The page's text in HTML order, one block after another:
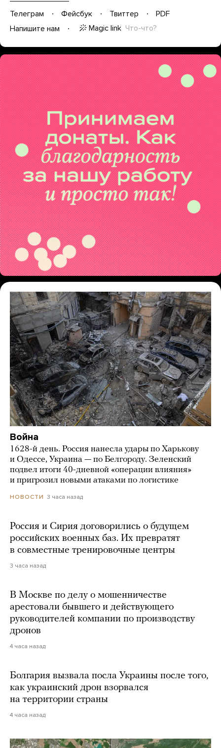
Телеграм Фейсбук Твиттер
PDF
Напишите нам
Magic link Что-что?
Война
1628-й день. Россия нанесла удары по Харькову
и Одессе, Украина — по Белгороду. Зеленский
подвел итоги 40-дневной «операции влияния»
и пригрозил новыми атаками по логистике
НОВОСТИ 3 часа назад
Россия и Сирия договорились о будущем
российских военных баз. Их превратят
в совместные тренировочные центры
3 часа назад
В Москве по делу о мошенничестве
арестовали бывшего и действующего
руководителей компании по производству
дронов
4 часа назад
Болгария вызвала посла Украины после того,
как украинский дрон взорвался
на территории страны
4 часа назад